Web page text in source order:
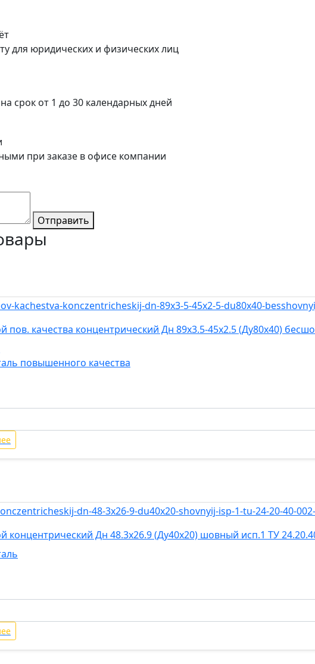
для юридических и физических лиц
срок от 1 до 30 календарных дней
при заказе в офисе компании
Отправить
пов. качества концентрический Дн 89х3.5-45х2.5 (Ду80х40)
повышенного качества
концентрический Дн 48.3х26.9 (Ду40х20) шовный исп.1 ТУ